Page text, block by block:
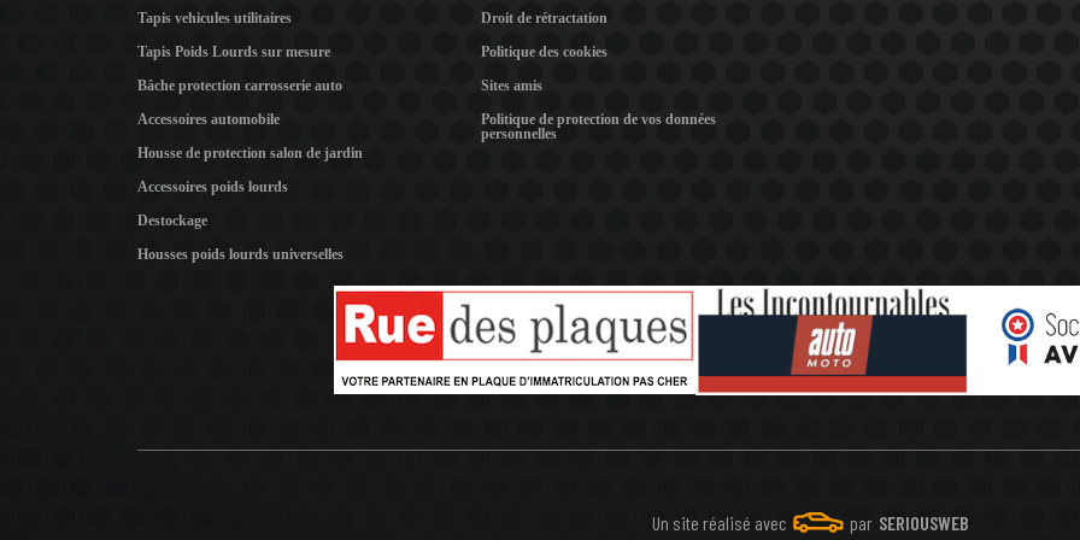
Tapis vehicules utilitaires
Tapis Poids Lourds sur mesure
Bâche protection carrosserie auto
Accessoires automobile
Housse de protection salon de jardin
Accessoires poids lourds
Destockage
Housses poids lourds universelles
Droit de rétractation
Politique des cookies
Sites amis
Politique de protection de vos données
personnelles
Un site réalisé avec par SERIOUSWEB